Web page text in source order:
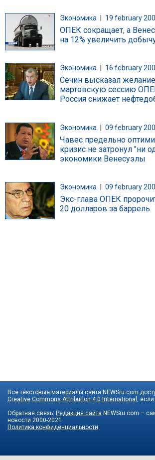
Экономика 19 february
ОПЕК сокращает, а
на 12% увеличить
Экономика 16 february
Сечин высказал
мартовскую сессию
Россия снижает
Экономика | 09 february
Чавес предельно
кризис не затронул "ни
экономики Венесуэлы
Экономика 09 february
Экс-глава ОПЕК
20 долларов за баррель
Все текстовые материалы сайта NEWSru.com
Creative Commons Attribution 4.0 International , если
Обратная связь: Редакция сайта NEWSru.com –
новости 2000-2021
Политика конфиденциальности